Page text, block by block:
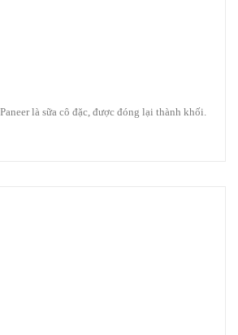
là sữa cô đặc, được đóng lại thành khối.